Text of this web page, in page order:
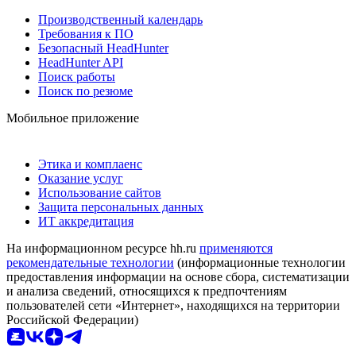
Производственный календарь
Требования к ПО
Безопасный HeadHunter
HeadHunter API
Поиск работы
Поиск по резюме
Мобильное приложение
Этика и комплаенс
Оказание услуг
Использование сайтов
Защита персональных данных
ИТ аккредитация
На информационном ресурсе hh.ru применяются
рекомендательные технологии (информационные технологии
предоставления информации на основе сбора, систематизации
и анализа сведений, относящихся к предпочтениям
пользователей сети «Интернет», находящихся на территории
Российской Федерации)